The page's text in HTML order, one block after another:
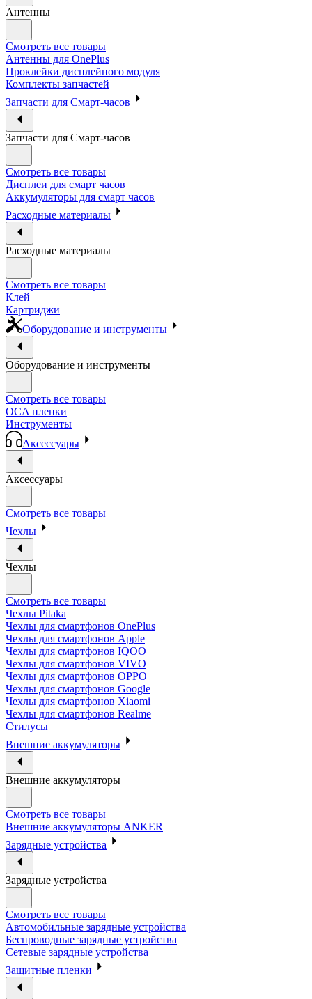
Антенны
Смотреть все товары
Антенны для OnePlus
Проклейки дисплейного модуля
Комплекты запчастей
Запчасти для Смарт-часов
Запчасти для Смарт-часов
Смотреть все товары
Дисплеи для смарт часов
Аккумуляторы для смарт часов
Расходные материалы
Расходные материалы
Смотреть все товары
Клей
Картриджи
Оборудование и инструменты
Оборудование и инструменты
Смотреть все товары
OCA пленки
Инструменты
Аксессуары
Аксессуары
Смотреть все товары
Чехлы
Чехлы
Смотреть все товары
Чехлы Pitaka
Чехлы для смартфонов OnePlus
Чехлы для смартфонов Apple
Чехлы для смартфонов IQOO
Чехлы для смартфонов VIVO
Чехлы для смартфонов OPPO
Чехлы для смартфонов Google
Чехлы для смартфонов Xiaomi
Чехлы для смартфонов Realme
Стилусы
Внешние аккумуляторы
Внешние аккумуляторы
Смотреть все товары
Внешние аккумуляторы ANKER
Зарядные устройства
Зарядные устройства
Смотреть все товары
Автомобильные зарядные устройства
Беспроводные зарядные устройства
Сетевые зарядные устройства
Защитные пленки